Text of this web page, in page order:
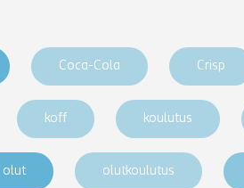
Coca-Cola Crisp
koff koulutus
olut olutkoulutus